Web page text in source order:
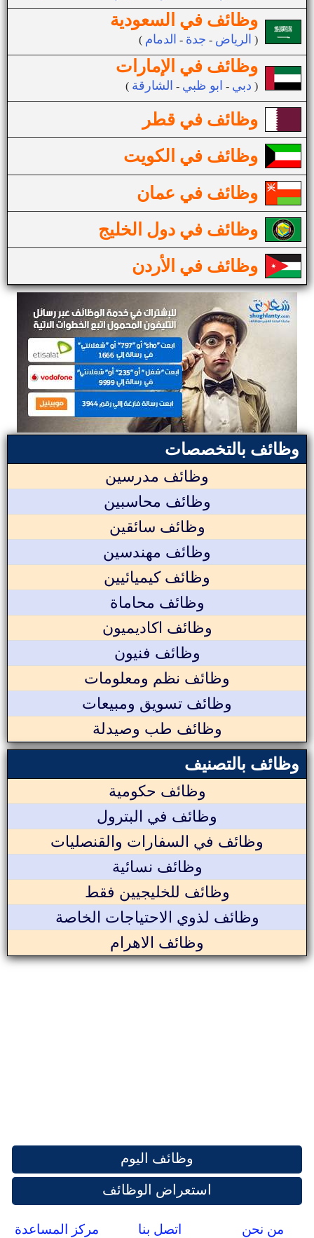
وظائف في السعودية
( الرياض - جدة - الدمام )
وظائف في الإمارات
( دبي - ابو ظبي - الشارقة )
وظائف في قطر
وظائف في الكويت
وظائف في عمان
وظائف في دول الخليج
وظائف في الأردن
وظائف بالتخصصات
وظائف مدرسين
وظائف محاسبين
وظائف سائقين
وظائف مهندسين
وظائف كيميائيين
وظائف محاماة
وظائف اكاديميون
وظائف فنيون
وظائف نظم ومعلومات
وظائف تسويق ومبيعات
وظائف طب وصيدلة
وظائف بالتصنيف
وظائف حكومية
وظائف في البترول
وظائف في السفارات والقنصليات
وظائف نسائية
وظائف للخليجيين فقط
وظائف لذوي الاحتياجات الخاصة
وظائف الاهرام
وظائف اليوم
استعراض الوظائف
من نحن اتصل بنا مركز المساعدة